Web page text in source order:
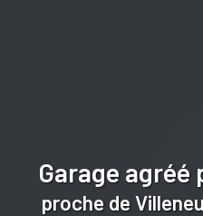
Garage agréé
proche de